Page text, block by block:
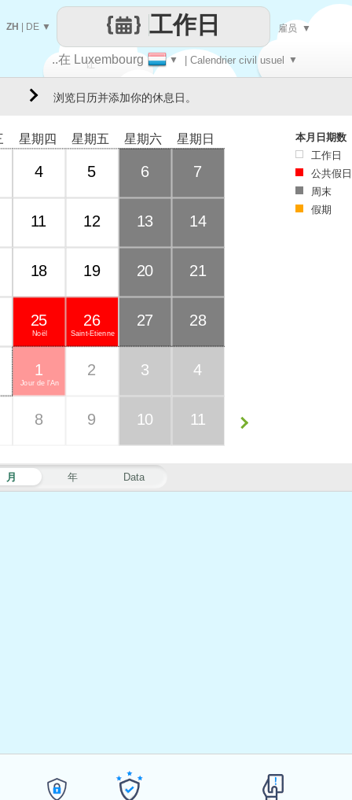
让
..在 Luxembourg ▼ | Calendrier civil usuel ▼
工作日
ZH DE ▼ 雇员 ▼
浏览日历并添加你的休息日。
月 年 Data
星期四 星期五 星期六 星期日
4 5 6 7
11 12 13 14
18 19 20 21
Noël
25
Saint-Étienne
26 27 28
Jour de l'An
1 2 3 4
8 9 10 11
本月日期数
工作日
公共假日
周末
假期